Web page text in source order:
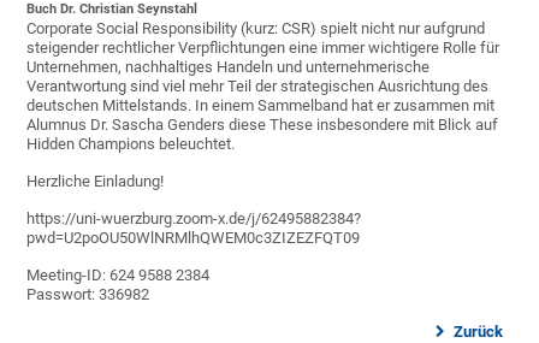
Buch Dr. Christian Seynstahl
Corporate Social Responsibility (kurz: CSR) spielt nicht nur aufgrund
steigender rechtlicher Verpflichtungen eine immer wichtigere Rolle für
Unternehmen, nachhaltiges Handeln und unternehmerische
Verantwortung sind viel mehr Teil der strategischen Ausrichtung des
deutschen Mittelstands. In einem Sammelband hat er zusammen mit
Alumnus Dr. Sascha Genders diese These insbesondere mit Blick auf
Hidden Champions beleuchtet.
Herzliche Einladung!
https://uni-wuerzburg.zoom-x.de/j/62495882384?
pwd=U2poOU50WlNRMlhQWEM0c3ZIZEZFQT09
Meeting-ID: 624 9588 2384
Passwort: 336982
Zurück